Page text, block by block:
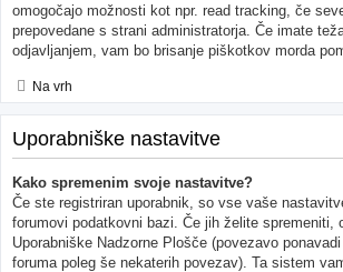
omogočajo možnosti kot npr. read tracking, če
prepovedane s strani administratorja. Če imate
odjavljanjem, vam bo brisanje piškotkov morda
Na vrh
Uporabniške nastavitve
Kako spremenim svoje nastavitve?
Če ste registriran uporabnik, so vse vaše
forumovi podatkovni bazi. Če jih želite spremeniti,
Uporabniške Nadzorne Plošče (povezavo
foruma poleg še nekaterih povezav). Ta sistem